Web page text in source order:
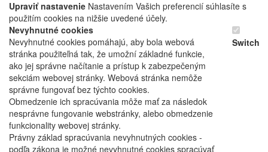
Upraviť nastavenie Nastavením Vašich preferencií súhlasíte s
použitím cookies na nižšie uvedené účely.
Nevyhnutné cookies
Nevyhnutné cookies pomáhajú, aby bola webová
stránka použiteľná tak, že umožní základné funkcie,
ako jej správne načítanie a prístup k zabezpečeným
sekciám webovej stránky. Webová stránka nemôže
správne fungovať bez týchto cookies.
Obmedzenie ich spracúvania môže mať za následok
nesprávne fungovanie webstránky, alebo obmedzenie
funkcionality webovej stránky.
Právny základ spracúvania nevyhnutných cookies -
podľa zákona je možné nevyhnutné cookies spracúvať
Switch